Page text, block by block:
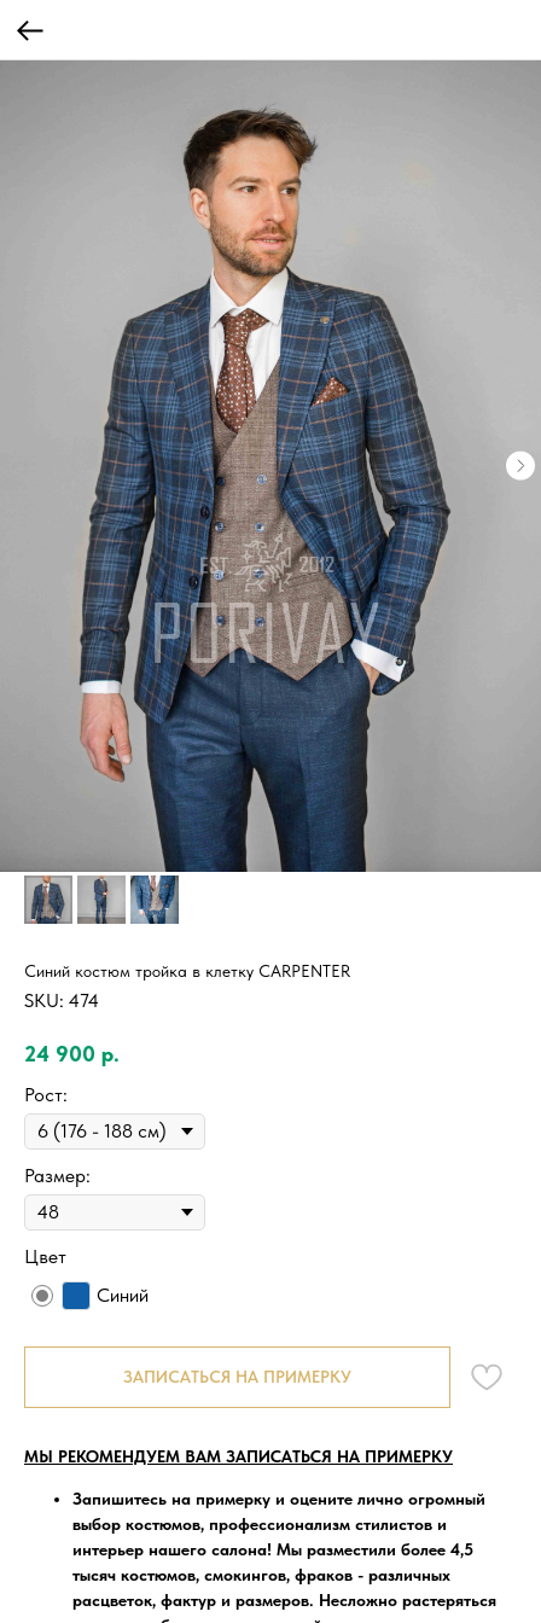
Синий костюм тройка в клетку CARPENTER
SKU: 474
24 900 р.
Рост:
Размер:
Цвет
Синий
ЗАПИСАТЬСЯ НА ПРИМЕРКУ
МЫ РЕКОМЕНДУЕМ ВАМ ЗАПИСАТЬСЯ НА ПРИМЕРКУ
Запишитесь на примерку и оцените лично огромный
выбор костюмов, профессионализм стилистов и
интерьер нашего салона! Мы разместили более 4,5
тысяч костюмов, смокингов, фраков - различных
расцветок, фактур и размеров. Несложно растеряться